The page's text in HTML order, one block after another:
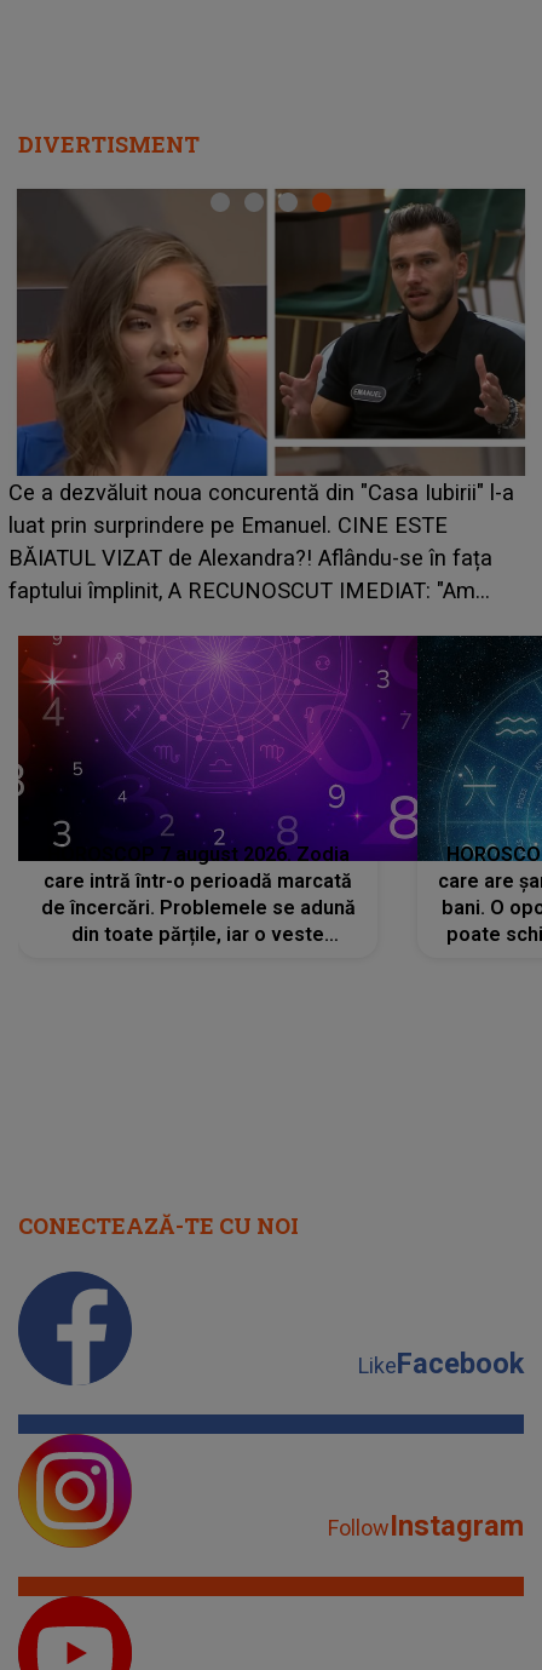
DIVERTISMENT
Iubirii" l-a
ESTE
se în fața
"Am
HOROSCOP de weekend, 8-9 august
care riscă să rămână fără bani. O
grabă îi aduce pierderi semnificative și
planurile peste cap
HOROSCOP 7 august 2026. Zodia
care intră într-o perioadă marcată
de încercări. Problemele se adună
din toate părțile, iar o veste
care are
bani. O
poate
CONECTEAZĂ-TE CU NOI
LikeFacebook
FollowInstagram